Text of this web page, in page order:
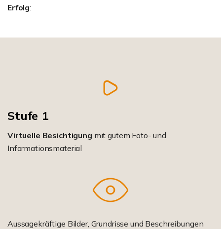
Erfolg:
Stufe 1
Virtuelle Besichtigung mit gutem Foto- und
Informationsmaterial
Aussagekräftige Bilder, Grundrisse und Beschreibungen